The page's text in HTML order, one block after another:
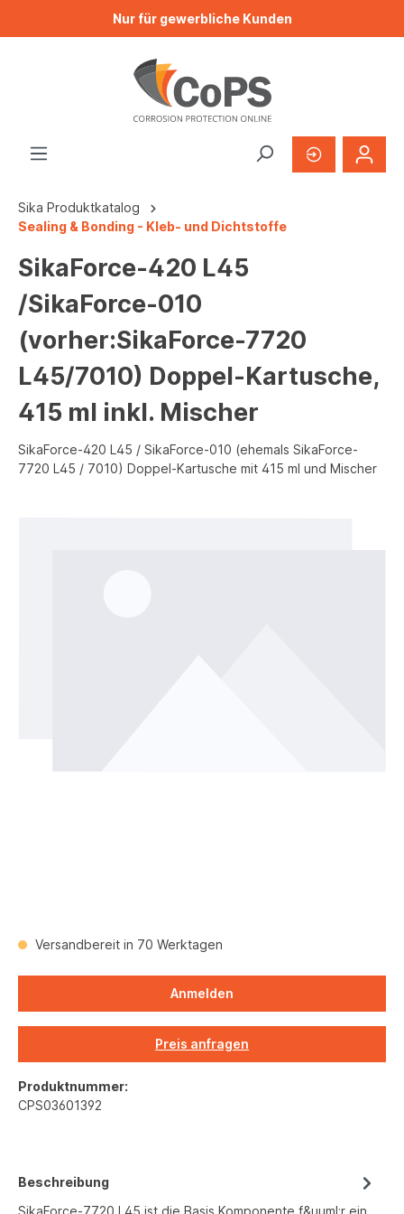
Nur für gewerbliche Kunden
Sika Produktkatalog
Sealing & Bonding - Kleb- und Dichtstoffe
SikaForce-420 L45
/SikaForce-010
(vorher:SikaForce-7720
L45/7010) Doppel-Kartusche,
415 ml inkl. Mischer
SikaForce-420 L45 / SikaForce-010 (ehemals SikaForce-
7720 L45 / 7010) Doppel-Kartusche mit 415 ml und Mischer
Versandbereit in 70 Werktagen
Anmelden
Preis anfragen
Produktnummer:
CPS03601392
Beschreibung
SikaForce-7720 L45 ist die Basis Komponente f&uuml;r ein